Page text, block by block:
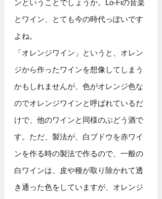
ンということでしょうか。Lo-Fiの音楽
とワイン、とても今の時代っぽいです
よね。
「オレンジワイン」というと、オレン
ジから作ったワインを想像してしまう
かもしれませんが、色がオレンジ色な
のでオレンジワインと呼ばれているだ
けで、他のワインと同様のぶどう酒で
す。ただ、製法が、白ブドウを赤ワイ
ンを作る時の製法で作るので、一般の
白ワインは、皮や種が取り除かれて透
き通った色をしていますが、オレンジ